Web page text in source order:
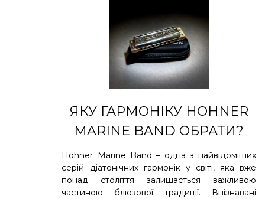
ЯКУ ГАРМОНІКУ HOHNER
MARINE BAND ОБРАТИ?
Hohner Marine Band – одна з найвідоміших
серій діатонічних гармонік у світі, яка вже
понад століття залишається важливою
частиною блюзової традиції. Впізнавані